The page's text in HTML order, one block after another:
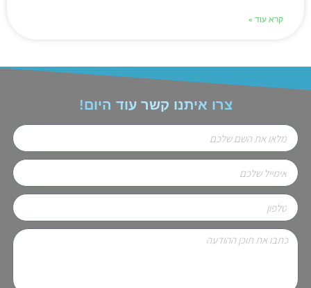
קרא עוד »
צרו איתנו קשר עוד היום!